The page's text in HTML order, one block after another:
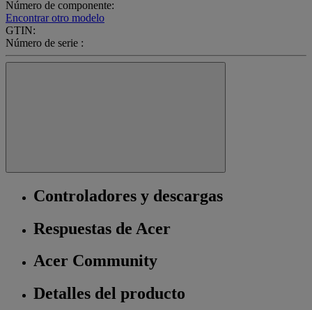
Número de componente:
Encontrar otro modelo
GTIN:
Número de serie :
Controladores y descargas
Respuestas de Acer
Acer Community
Detalles del producto